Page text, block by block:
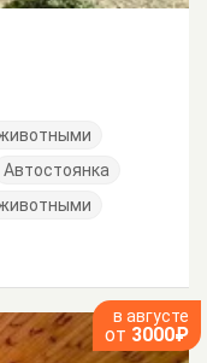
Автостоянка
в августе
от 3000₽